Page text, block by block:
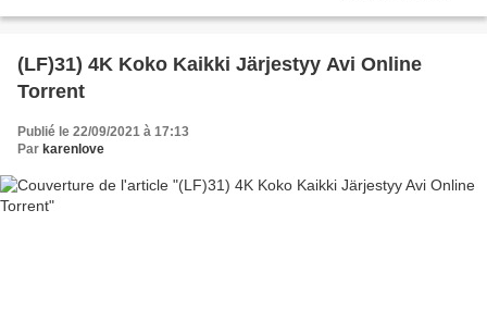
─────────────────────────────────...
(LF)31) 4K Koko Kaikki Järjestyy Avi Online
Torrent
Publié le 22/09/2021 à 17:13
Par karenlove